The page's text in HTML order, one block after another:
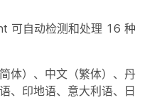
可自动检测和处理 16 种
体）、中文（繁体）、丹
、印地语、意大利语、日